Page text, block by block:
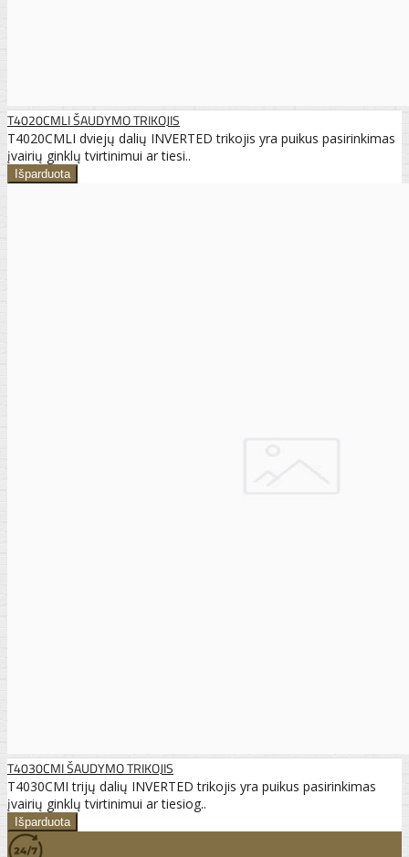
T4020CMLI ŠAUDYMO TRIKOJIS
T4020CMLI dviejų dalių INVERTED trikojis yra puikus pasirinkimas
įvairių ginklų tvirtinimui ar tiesi..
T4030CMI ŠAUDYMO TRIKOJIS
T4030CMI trijų dalių INVERTED trikojis yra puikus pasirinkimas
įvairių ginklų tvirtinimui ar tiesiog..